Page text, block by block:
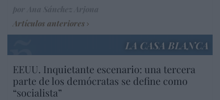
Artículos anteriores
LA CASA BLANCA
EEUU. Inquietante escenario: una tercera
parte de los demócratas se define como
“socialista”